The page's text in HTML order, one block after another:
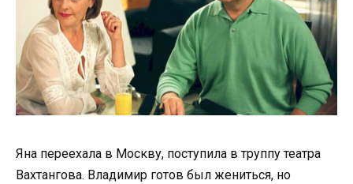
Яна переехала в Москву, поступила в труппу театра
Вахтангова. Владимир готов был жениться, но